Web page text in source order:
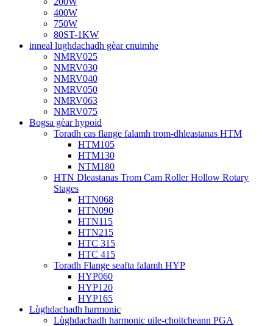
400W
750W
80ST-1KW
inneal lughdachadh gèar cnuimhe
NMRV025
NMRV030
NMRV040
NMRV050
NMRV063
NMRV075
Bogsa gèar hypoid
Toradh cas flange falamh trom-dhleastanas HTM
HTM105
HTM130
NTM180
HTN Dleastanas Trom Cam Roller Hollow Rotary
Stages
HTN068
HTN090
HTN115
HTN215
HTC 315
HTC 415
Toradh Flange seafta falamh HYP
HYP060
HYP120
HYP165
Lùghdachadh harmonic
Lùghdachadh harmonic uile-choitcheann PGA